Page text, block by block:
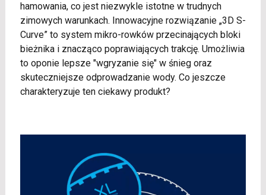
hamowania, co jest niezwykle istotne w trudnych
zimowych warunkach. Innowacyjne rozwiązanie „3D S-
Curve” to system mikro-rowków przecinających bloki
bieżnika i znacząco poprawiających trakcję. Umożliwia
to oponie lepsze "wgryzanie się" w śnieg oraz
skuteczniejsze odprowadzanie wody. Co jeszcze
charakteryzuje ten ciekawy produkt?